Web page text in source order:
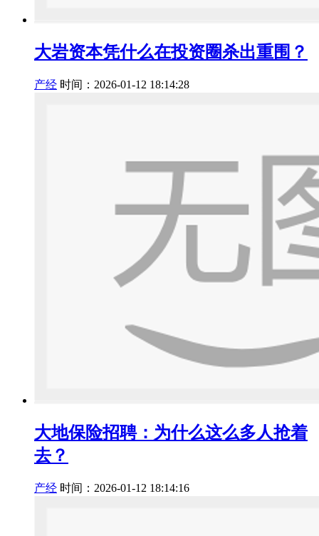
大岩资本凭什么在投资圈杀出重围？
产经 时间：2026-01-12 18:14:28
大地保险招聘：为什么这么多人抢着
去？
产经 时间：2026-01-12 18:14:16